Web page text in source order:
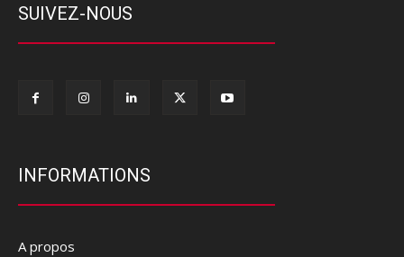
SUIVEZ-NOUS
INFORMATIONS
A propos